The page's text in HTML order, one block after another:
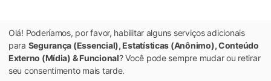
Olá! Poderíamos, por favor, habilitar alguns serviços adicionais
para Segurança (Essencial), Estatísticas (Anônimo), Conteúdo
Externo (Mídia) & Funcional? Você pode sempre mudar ou retirar
seu consentimento mais tarde.